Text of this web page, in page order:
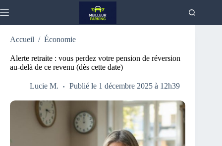
au
Accueil / Économie
Alerte retraite : vous perdez votre pension de réversion
au-delà de ce revenu (dès cette date)
Lucie M. Publié le 1 décembre 2025 à 12h39